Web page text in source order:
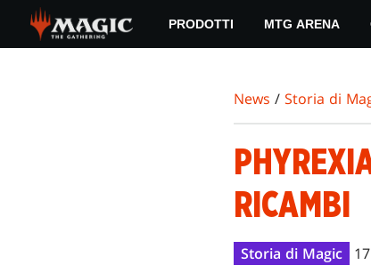
main
PRODOTTI MTG ARENA
News / Storia di
RICAMBI
Storia di Magic